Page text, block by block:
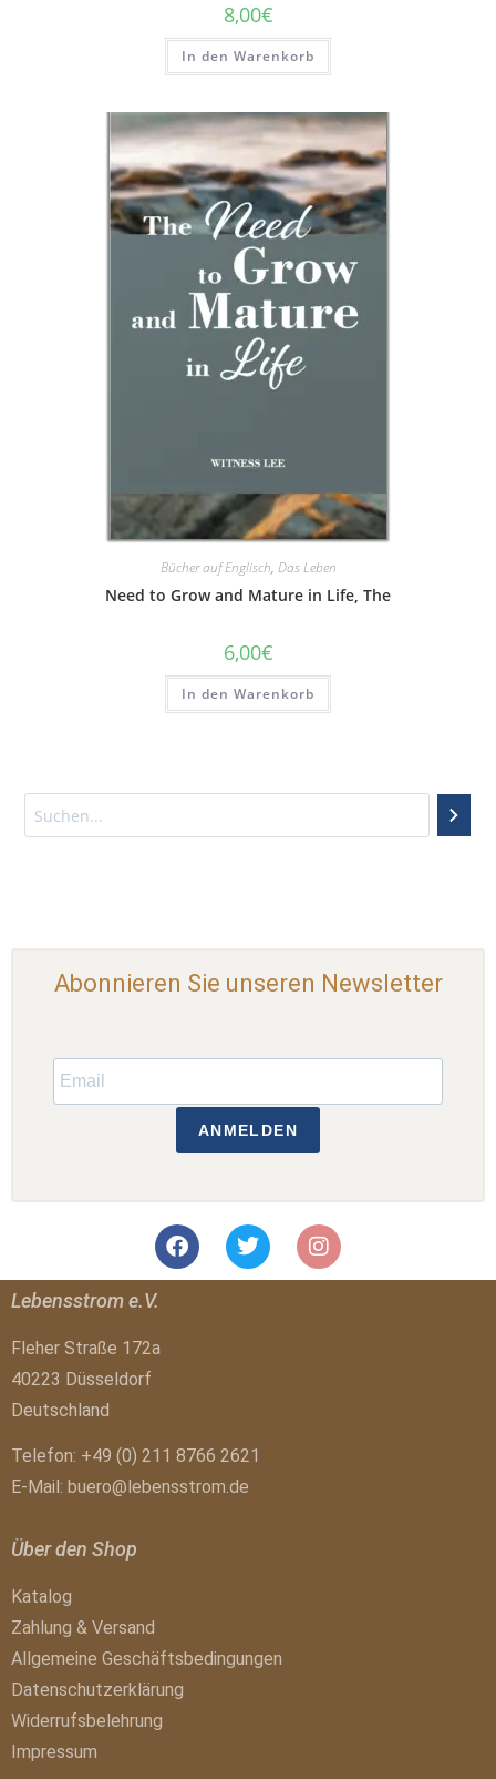
8,00€
In den Warenkorb
Bücher auf Englisch, Das Leben
Need to Grow and Mature in Life, The
6,00€
In den Warenkorb
Abonnieren Sie unseren Newsletter
ANMELDEN
Lebensstrom e.V.
Fleher Straße 172a
40223 Düsseldorf
Deutschland
Telefon: +49 (0) 211 8766 2621
E-Mail: buero@lebensstrom.de
Über den Shop
Katalog
Zahlung & Versand
Allgemeine Geschäftsbedingungen
Datenschutzerklärung
Widerrufsbelehrung
Impressum